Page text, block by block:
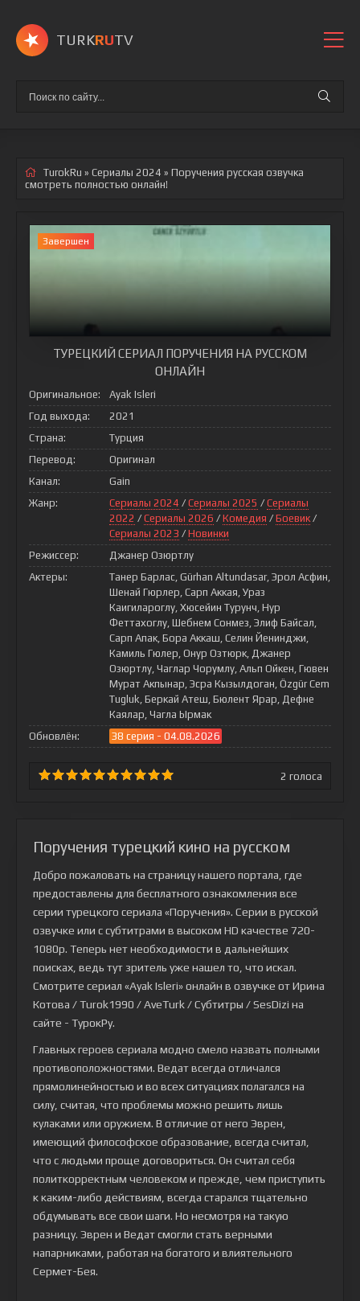
TURKRUTV
TurokRu » Сериалы 2024 » Поручения русская озвучка
смотреть полностью онлайн!
Завершен
ТУРЕЦКИЙ СЕРИАЛ ПОРУЧЕНИЯ НА РУССКОМ
ОНЛАЙН
Оригинальное:
Ayak Isleri
Год выхода:
2021
Страна:
Турция
Перевод:
Оригинал
Канал:
Gain
Жанр:
Сериалы 2024 / Сериалы 2025 / Сериалы
2022 / Сериалы 2026 / Комедия / Боевик/
Сериалы 2023 / Новинки
Режиссер:
Джанер Озюртлу
Актеры:
Танер Барлас, Gürhan Altundasar, Эрол Асфин,
Шенай Гюрлер, Сарп Аккая, Ураз
Каигилароглу, Хюсейин Турунч, Нур
Феттахоглу, Шебнем Сонмез, Элиф Байсал,
Сарп Апак, Бора Аккаш, Селин Йенинджи,
Камиль Гюлер, Онур Озтюрк, Джанер
Озюртлу, Чаглар Чорумлу, Альп Ойкен, Гювен
Мурат Акпынар, Эсра Кызылдоган, Özgür Cem
Tugluk, Беркай Атеш, Бюлент Ярар, Дефне
Каялар, Чагла Ырмак
Обновлён:
38 серия - 04.08.2026
2 голоса
Поручения турецкий кино на русском
Добро пожаловать на страницу нашего портала, где
предоставлены для бесплатного ознакомления все
серии турецкого сериала «Поручения». Серии в русской
озвучке или с субтитрами в высоком HD качестве 720-
1080p. Теперь нет необходимости в дальнейших
поисках, ведь тут зритель уже нашел то, что искал.
Смотрите сериал «Ayak Isleri» онлайн в озвучке от Ирина
Котова / Turok1990 / AveTurk / Субтитры / SesDizi на
сайте - ТурокРу.
Главных героев сериала модно смело назвать полными
противоположностями. Ведат всегда отличался
прямолинейностью и во всех ситуациях полагался на
силу, считая, что проблемы можно решить лишь
кулаками или оружием. В отличие от него Эврен,
имеющий философское образование, всегда считал,
что с людьми проще договориться. Он считал себя
политкорректным человеком и прежде, чем приступить
к каким-либо действиям, всегда старался тщательно
обдумывать все свои шаги. Но несмотря на такую
разницу. Эврен и Ведат смогли стать верными
напарниками, работая на богатого и влиятельного
Сермет-Бея.